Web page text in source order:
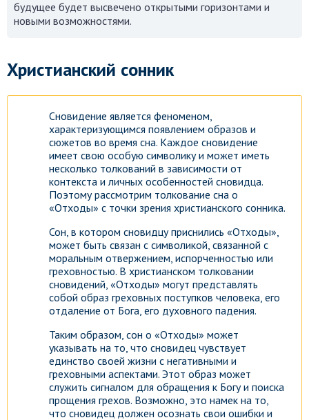
Посмотреть
будущее будет высвечено открытыми горизонтами и
новыми возможностями.
Христианский сонник
Сновидение является феноменом,
характеризующимся появлением образов и
сюжетов во время сна. Каждое сновидение
имеет свою особую символику и может иметь
несколько толкований в зависимости от
контекста и личных особенностей сновидца.
Поэтому рассмотрим толкование сна о
«Отходы» с точки зрения христианского сонника.
Сон, в котором сновидцу приснились «Отходы»,
может быть связан с символикой, связанной с
моральным отвержением, испорченностью или
греховностью. В христианском толковании
сновидений, «Отходы» могут представлять
собой образ греховных поступков человека, его
отдаление от Бога, его духовного падения.
Таким образом, сон о «Отходы» может
указывать на то, что сновидец чувствует
единство своей жизни с негативными и
греховными аспектами. Этот образ может
служить сигналом для обращения к Богу и поиска
прощения грехов. Возможно, это намек на то,
что сновидец должен осознать свои ошибки и